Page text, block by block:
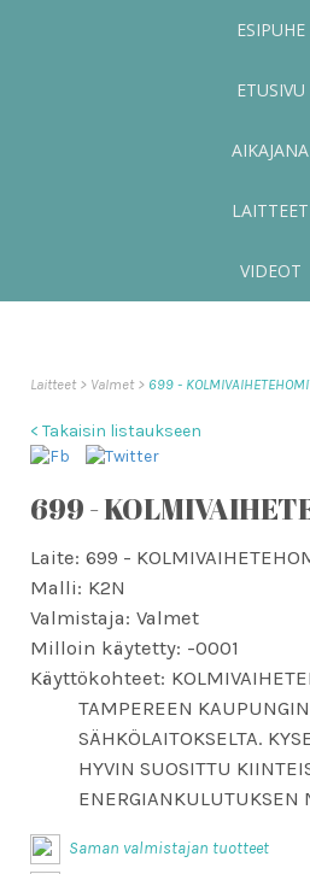
ESIPUHE
ETUSIVU
AIKAJANA
LAITTEET
VIDEOT
Laitteet Valmet 699 -
< Takaisin listaukseen
699 -
Laite: 699 -
Malli: K2N
Valmistaja: Valmet
Milloin käytetty: -0001
Käyttökohteet:
TAMPEREEN KAUPUNGIN
SÄHKÖLAITOKSELTA.
HYVIN SUOSITTU
ENERGIANKULUTUKSEN
Saman valmistajan tuotteet